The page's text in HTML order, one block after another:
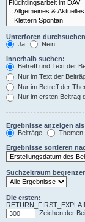
Unterforen
Ja
Nein
Innerhalb suchen:
Betreff und Text der
Nur im Text der
Nur im Betreff der
Nur im ersten Beitrag
Ergebnisse anzeigen
Beiträge
Themen
Ergebnisse sortieren
Suchzeitraum
Die ersten:
Zeichen der